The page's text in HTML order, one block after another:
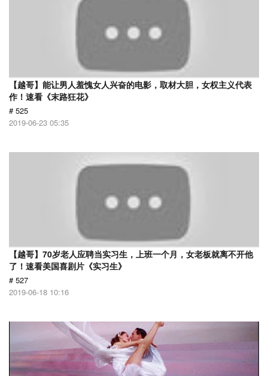
【越哥】能让男人羞愧女人兴奋的电影，取材大胆，女权主义代表
作！速看《末路狂花》
# 525
2019-06-23 05:35
【越哥】70岁老人应聘当实习生，上班一个月，女老板就离不开他
了！速看美国喜剧片《实习生》
# 527
2019-06-18 10:16